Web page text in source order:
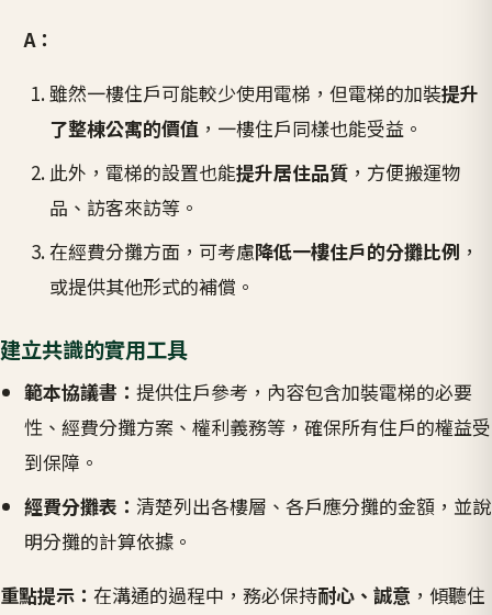
A：
雖然一樓住戶可能較少使用電梯，但電梯的加裝提升
了整棟公寓的價值，一樓住戶同樣也能受益。
此外，電梯的設置也能提升居住品質，方便搬運物
品、訪客來訪等。
在經費分攤方面，可考慮降低一樓住戶的分攤比例 ，
或提供其他形式的補償。
建立共識的實用工具
範本協議書：提供住戶參考，內容包含加裝電梯的必要
性、經費分攤方案、權利義務等，確保所有住戶的權益受
到保障。
經費分攤表：清楚列出各樓層、各戶應分攤的金額，並說
明分攤的計算依據。
重點提示： 在溝通的過程中，務必保持耐心、誠意 ，傾聽住